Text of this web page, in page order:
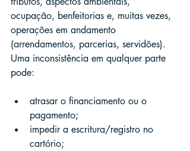
ocupação, benfeitorias e, muitas vezes,
operações em andamento
(arrendamentos, parcerias, servidões).
Uma inconsistência em qualquer parte
pode:
atrasar o financiamento ou o
pagamento;
impedir a escritura/registro no
cartório;